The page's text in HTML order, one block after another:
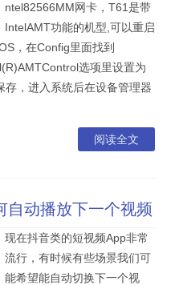
ntel82566MM网卡，T61是带
IntelAMT功能的机型,可以重启
，在Config里面找到
选项里设置为
存，进入系统后在设备管理器
阅读全文
自动播放下一个视频
现在抖音类的短视频App非常
流行，有时候有些场景我们可
能希望能自动切换下一个视